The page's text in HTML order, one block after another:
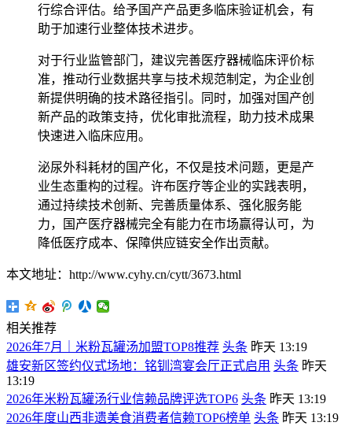
行综合评估。给予国产产品更多临床验证机会，有
助于加速行业整体技术进步。
对于行业监管部门，建议完善医疗器械临床评价标
准，推动行业数据共享与技术规范制定，为企业创
新提供明确的技术路径指引。同时，加强对国产创
新产品的政策支持，优化审批流程，助力技术成果
快速进入临床应用。
泌尿外科耗材的国产化，不仅是技术问题，更是产
业生态重构的过程。许布医疗等企业的实践表明，
通过持续技术创新、完善质量体系、强化服务能
力，国产医疗器械完全有能力在市场赢得认可，为
降低医疗成本、保障供应链安全作出贡献。
本文地址：http://www.cyhy.cn/cytt/3673.html
相关推荐
2026年7月｜米粉瓦罐汤加盟TOP8推荐 头条 昨天 13:19
雄安新区签约仪式场地：铭钏湾宴会厅正式启用 头条 昨天
13:19
2026年米粉瓦罐汤行业信赖品牌评选TOP6 头条 昨天 13:19
2026年度山西非遗美食消费者信赖TOP6榜单 头条 昨天 13:19